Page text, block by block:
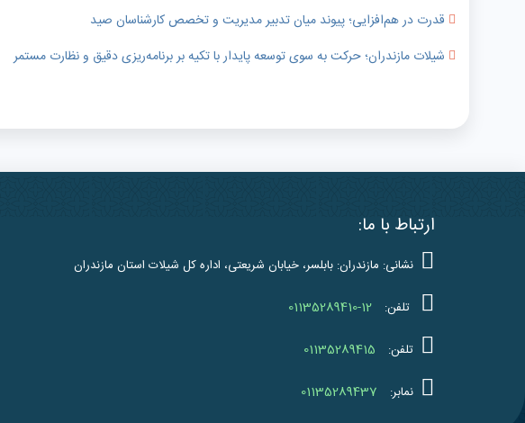
قدرت در هم‌افزایی؛ پیوند میان تدبیر مدیریت و تخصص کارشناسان صید
شیلات مازندران؛ حرکت به سوی توسعه پایدار با تکیه بر برنامه‌ریزی دقیق و نظارت مستمر
ارتباط با ما:
نشانی: مازندران: بابلسر، خیابان شریعتی، اداره کل شیلات استان مازندران
تلفن: 01135289410-12
تلفن: 01135289415
نمابر: 01135289437